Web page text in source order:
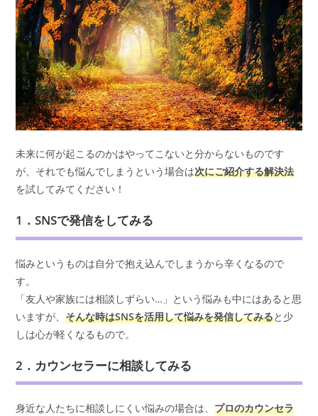
未来に何が起こるのかはやってこないと分からないものです
が、それでも悩んでしまうという場合は次にご紹介する解決法
を試してみてください！
1．SNSで発信をしてみる
悩みというものは自分で抱え込んでしまうから辛くなるので
す。
「友人や家族には相談しずらい…」という悩みも中にはあると思
いますが、そんな時はSNSを活用して悩みを発信してみると少
しは心が軽くなるもので。
2．カウンセラーに相談してみる
身近な人たちに相談しにくい悩みの場合は、プロのカウンセラ